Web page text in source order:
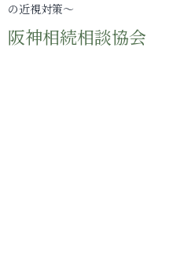
の近視対策～
阪神相続相談協会